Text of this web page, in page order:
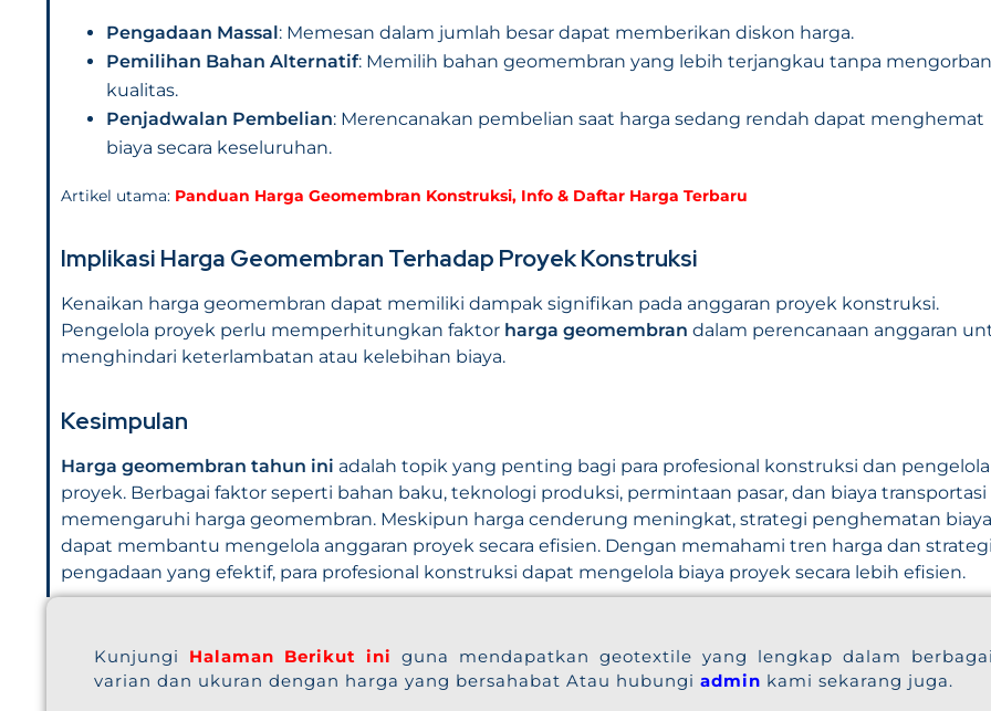
Pengadaan Massal: Memesan dalam jumlah besar dapat memberikan diskon harga.
Pemilihan Bahan Alternatif: Memilih bahan geomembran yang lebih terjangkau tanpa
kualitas.
Penjadwalan Pembelian: Merencanakan pembelian saat harga sedang rendah dapat menghemat
biaya secara keseluruhan.
Artikel utama: Panduan Harga Geomembran Konstruksi, Info & Daftar Harga Terbaru
Implikasi Harga Geomembran Terhadap Proyek Konstruksi
Kenaikan harga geomembran dapat memiliki dampak signifikan pada anggaran proyek konstruksi.
Pengelola proyek perlu memperhitungkan faktor harga geomembran dalam perencanaan anggaran
menghindari keterlambatan atau kelebihan biaya.
Kesimpulan
Harga geomembran tahun ini adalah topik yang penting bagi para profesional konstruksi dan pengelola
proyek. Berbagai faktor seperti bahan baku, teknologi produksi, permintaan pasar, dan biaya transportasi
memengaruhi harga geomembran. Meskipun harga cenderung meningkat, strategi penghematan biaya
dapat membantu mengelola anggaran proyek secara efisien. Dengan memahami tren harga dan
pengadaan yang efektif, para profesional konstruksi dapat mengelola biaya proyek secara lebih efisien.
Kunjungi Halaman Berikut ini guna mendapatkan geotextile yang lengkap dalam
varian dan ukuran dengan harga yang bersahabat Atau hubungi admin kami sekarang juga.